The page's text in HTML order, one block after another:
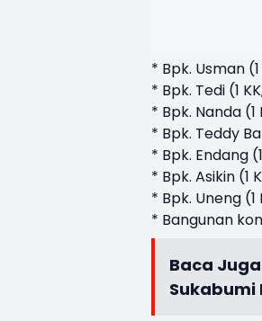
* Bpk. Usman (1
* Bpk. Tedi (1
* Bpk. Nanda (1
* Bpk. Teddy
* Bpk. Endang
* Bpk. Asikin (1
* Bpk. Uneng
* Bangunan
Baca
Sukabumi